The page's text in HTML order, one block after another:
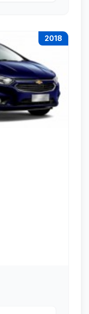
2018